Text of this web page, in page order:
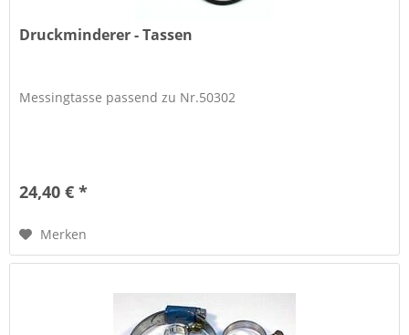
Druckminderer - Tassen
Messingtasse passend zu Nr.50302
24,40 € *
Merken